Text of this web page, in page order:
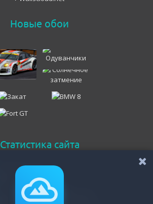
Новые обои
Статистика сайта
Онлайн всего
Гостей